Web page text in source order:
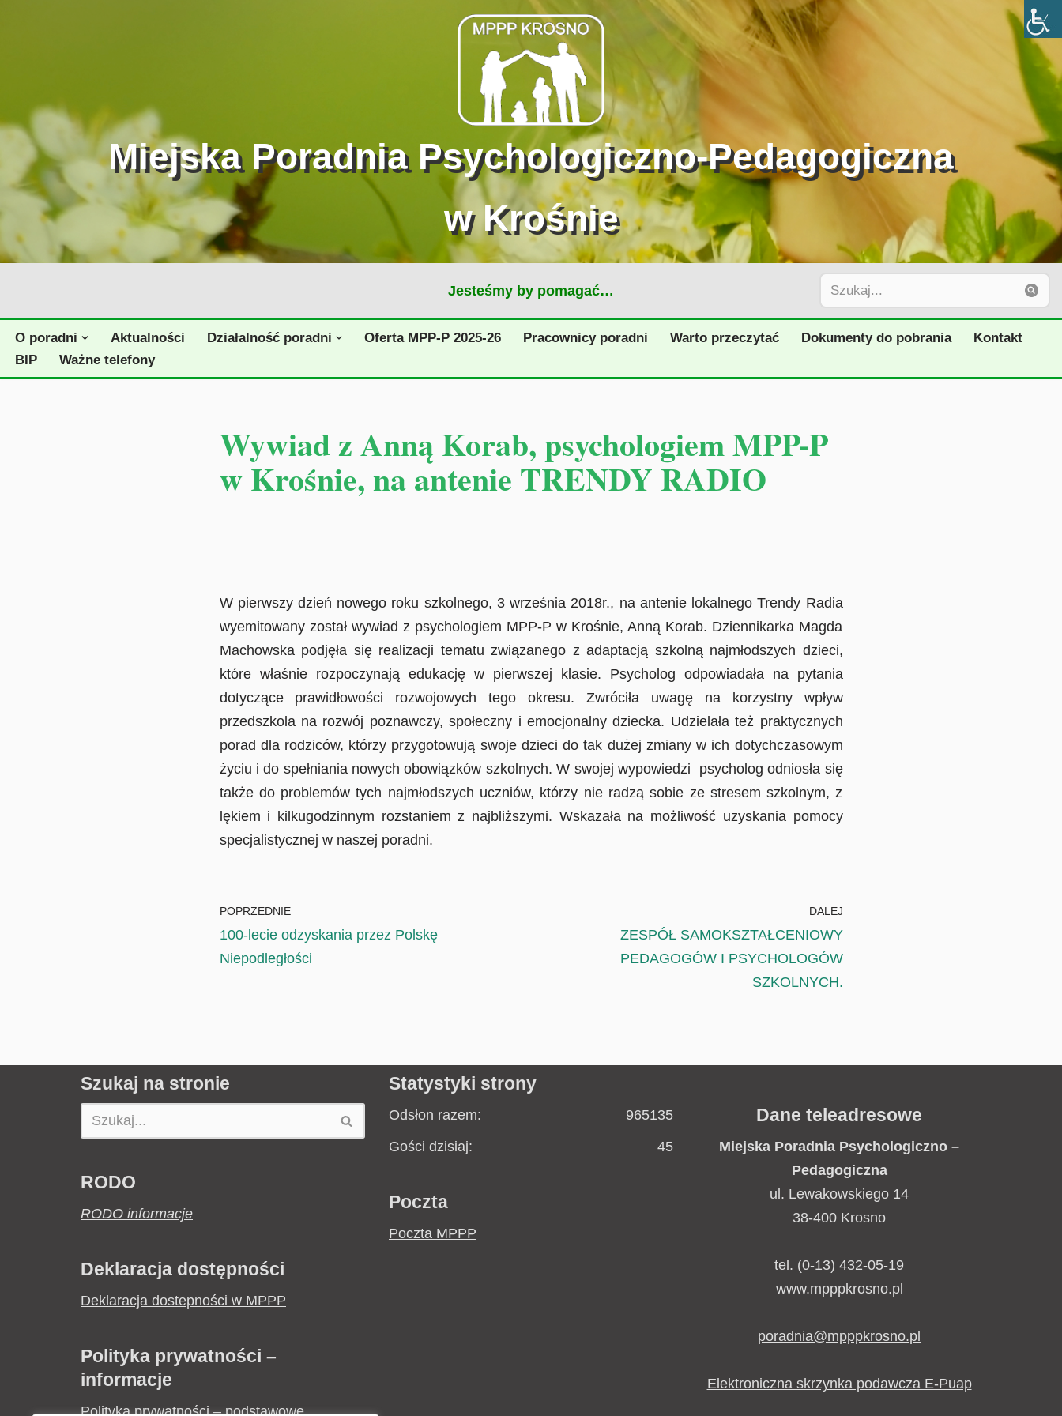
Miejska Poradnia Psychologiczno-Pedagogiczna
w Krośnie
Jesteśmy by pomagać…
O poradni Aktualności Działalność poradni Oferta MPP-P 2025-26 Pracownicy poradni Warto przeczytać Dokumenty do pobrania
Kontakt
BIP
Ważne telefony
Wywiad z Anną Korab, psychologiem MPP-P
w Krośnie, na antenie TRENDY RADIO
W pierwszy dzień nowego roku szkolnego, 3 września 2018r., na antenie lokalnego Trendy Radia
wyemitowany został wywiad z psychologiem MPP-P w Krośnie, Anną Korab. Dziennikarka Magda
Machowska podjęła się realizacji tematu związanego z adaptacją szkolną najmłodszych dzieci,
które właśnie rozpoczynają edukację w pierwszej klasie. Psycholog odpowiadała na pytania
dotyczące prawidłowości rozwojowych tego okresu. Zwróciła uwagę na korzystny wpływ
przedszkola na rozwój poznawczy, społeczny i emocjonalny dziecka. Udzielała też praktycznych
porad dla rodziców, którzy przygotowują swoje dzieci do tak dużej zmiany w ich dotychczasowym
życiu i do spełniania nowych obowiązków szkolnych. W swojej wypowiedzi psycholog odniosła się
także do problemów tych najmłodszych uczniów, którzy nie radzą sobie ze stresem szkolnym, z
lękiem i kilkugodzinnym rozstaniem z najbliższymi. Wskazała na możliwość uzyskania pomocy
specjalistycznej w naszej poradni.
POPRZEDNIE
100-lecie odzyskania przez Polskę
Niepodległości
DALEJ
ZESPÓŁ SAMOKSZTAŁCENIOWY
PEDAGOGÓW I PSYCHOLOGÓW
SZKOLNYCH.
Szukaj na stronie
RODO
RODO informacje
Deklaracja dostępności
Deklaracja dostepności w MPPP
Polityka prywatności –
informacje
Polityka prywatności – podstawowe
Statystyki strony
965135
Odsłon razem:
45
Gości dzisiaj:
Poczta
Poczta MPPP
Dane teleadresowe
Miejska Poradnia Psychologiczno –
Pedagogiczna
ul. Lewakowskiego 14
38-400 Krosno
tel. (0-13) 432-05-19
www.mpppkrosno.pl
poradnia@mpppkrosno.pl
Elektroniczna skrzynka podawcza E-Puap